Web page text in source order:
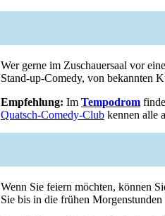
Wer gerne im Zuschauersaal vor
Stand-up-Comedy, von bekannten
Empfehlung: Im Tempodrom
Quatsch-Comedy-Club kennen alle
Wenn Sie feiern möchten, können
Sie bis in die frühen